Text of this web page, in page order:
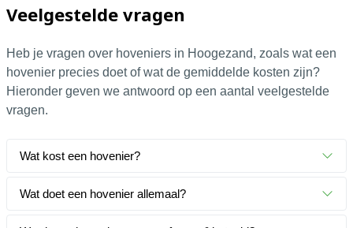
Veelgestelde vragen
Heb je vragen over hoveniers in Hoogezand, zoals wat een
hovenier precies doet of wat de gemiddelde kosten zijn?
Hieronder geven we antwoord op een aantal veelgestelde
vragen.
Wat kost een hovenier?
Een hovenier kost gemiddeld€25,- tot €55,- per uur
Wat doet een hovenier allemaal?